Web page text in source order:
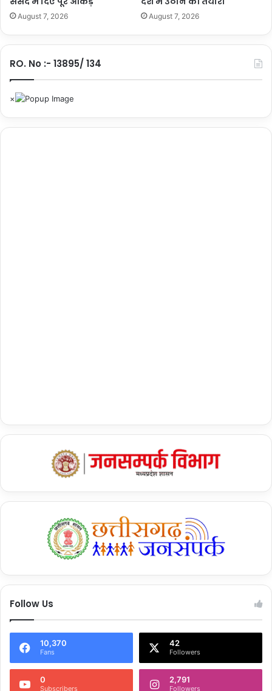
August 7, 2026 August 7, 2026
RO. No :- 13895/ 134
Follow Us
10,370
Fans
42
Followers
0
Subscribers
2,791
Followers